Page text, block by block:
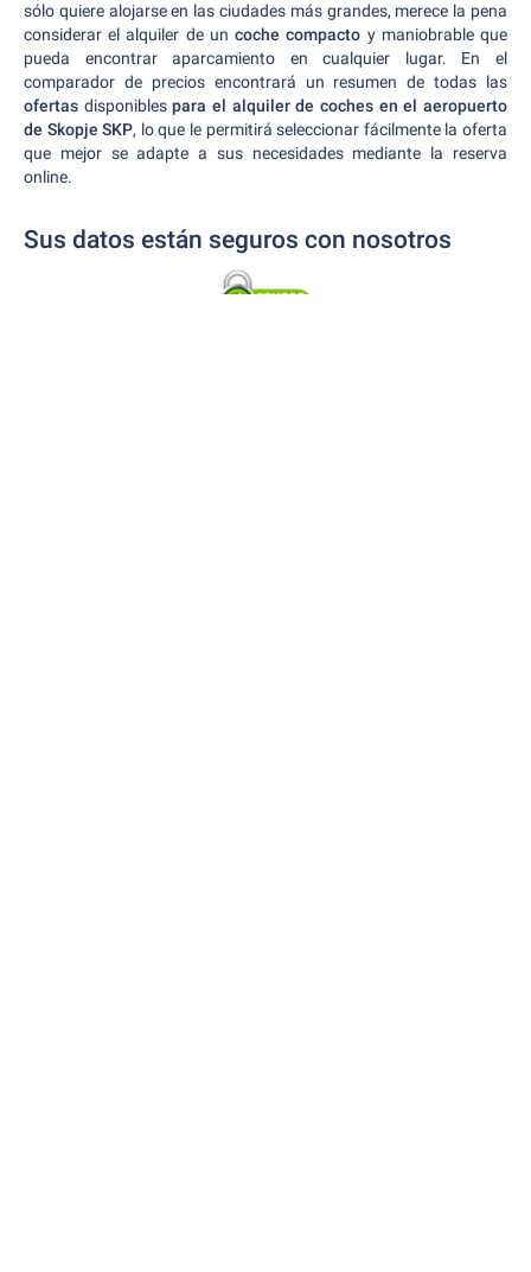
sólo quiere alojarse en las ciudades más grandes, merece la pena
considerar el alquiler de uncoche compacto y maniobrable que
pueda encontrar aparcamiento en cualquier lugar. En el
comparador de precios encontrará un resumen de todas las
ofertas disponiblespara el alquiler de coches en el aeropuerto
de Skopje SKP, lo que le permitirá seleccionar fácilmente la oferta
que mejor se adapte a sus necesidades mediante la reserva
online.
Sus datos están seguros con nosotros